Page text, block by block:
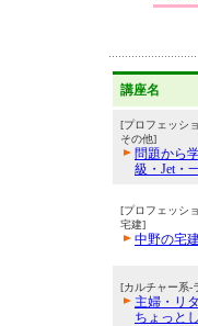
講座名
[プロフェッシ
その他]
問題から
級・Jet・
[プロフェッシ
宅建]
中野の宅
[カルチャー系-
主婦・リ
ちょっと